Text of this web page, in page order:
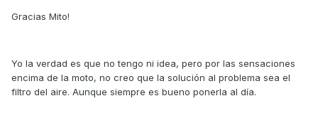
Gracias Mito!
Yo la verdad es que no tengo ni idea, pero por las sensaciones
encima de la moto, no creo que la solución al problema sea el
filtro del aire. Aunque siempre es bueno ponerla al día.